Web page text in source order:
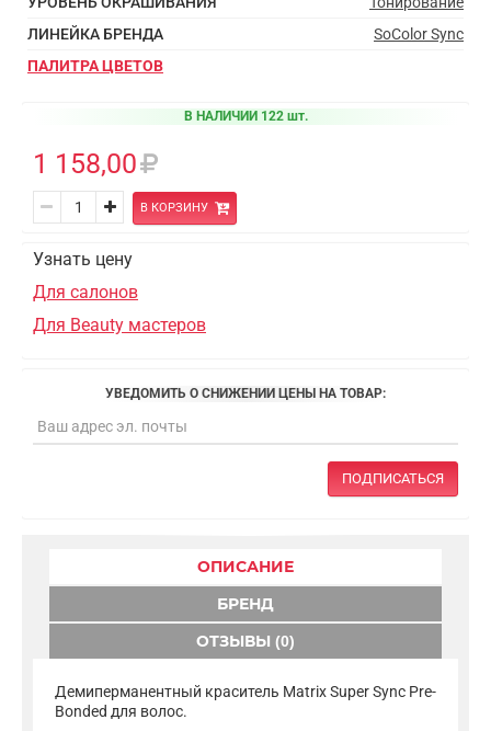
ЛИНЕЙКА БРЕНДА
SoColor Sync
ПАЛИТРА ЦВЕТОВ
В НАЛИЧИИ 122 шт.
1 158,00
В КОРЗИНУ
Узнать цену
Для салонов
Для Beauty мастеров
УВЕДОМИТЬ О СНИЖЕНИИ ЦЕНЫ НА ТОВАР:
ПОДПИСАТЬСЯ
ОПИСАНИЕ
БРЕНД
ОТЗЫВЫ (0)
Демиперманентный краситель Matrix Super Sync Pre-
Bonded для волос.